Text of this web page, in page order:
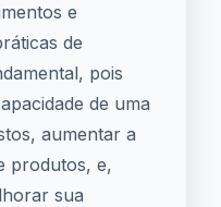
e
de
pois
de uma
aumentar a
produtos, e,
sua